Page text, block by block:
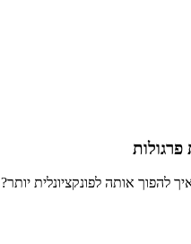
אותה לפונקציונלית יותר?